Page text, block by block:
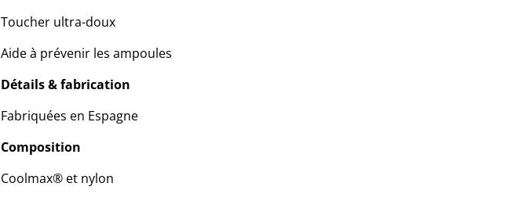
Toucher ultra-doux
Aide à prévenir les ampoules
Détails & fabrication
Fabriquées en Espagne
Composition
Coolmax® et nylon